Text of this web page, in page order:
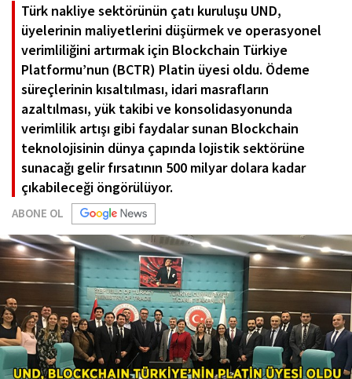
Türk nakliye sektörünün çatı kuruluşu UND,
üyelerinin maliyetlerini düşürmek ve operasyonel
verimliliğini artırmak için Blockchain Türkiye
Platformu’nun (BCTR) Platin üyesi oldu. Ödeme
süreçlerinin kısaltılması, idari masrafların
azaltılması, yük takibi ve konsolidasyonunda
verimlilik artışı gibi faydalar sunan Blockchain
teknolojisinin dünya çapında lojistik sektörüne
sunacağı gelir fırsatının 500 milyar dolara kadar
çıkabileceği öngörülüyor.
ABONE OL